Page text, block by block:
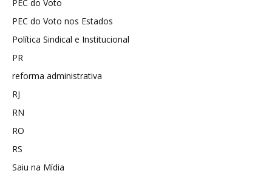
PEC do Voto
PEC do Voto nos Estados
Política Sindical e Institucional
PR
reforma administrativa
RJ
RN
RO
RS
Saiu na Mídia